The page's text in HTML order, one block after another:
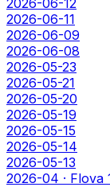
2026-06-11
2026-06-09
2026-06-08
2026-05-23
2026-05-21
2026-05-20
2026-05-19
2026-05-15
2026-05-14
2026-05-13
2026-04 · Flova